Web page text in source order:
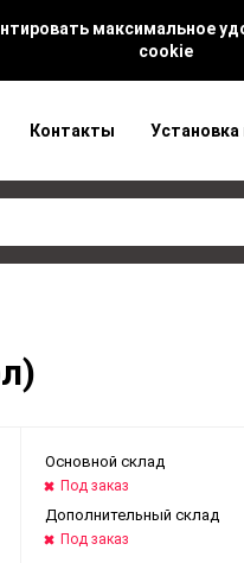
максимальное
cookie
Контакты
Основной склад
Под заказ
Дополнительный склад
Под заказ